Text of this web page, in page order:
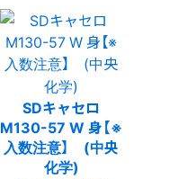
SDキャセロ
M130-57 W 身【※
入数注意】 (中央
化学)